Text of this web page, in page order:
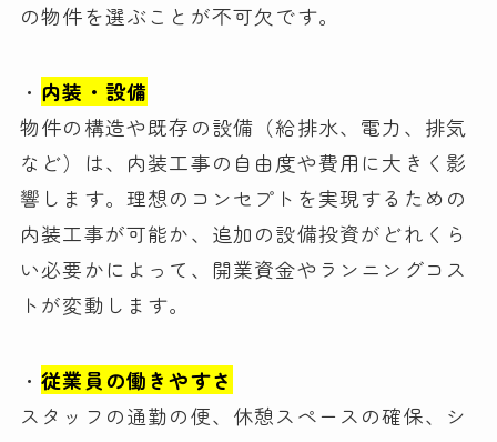
の物件を選ぶことが不可欠です。
・ 内装・設備
物件の構造や既存の設備（給排水、電力、排気
など）は、内装工事の自由度や費用に大きく影
響します。理想のコンセプトを実現するための
内装工事が可能か、追加の設備投資がどれくら
い必要かによって、開業資金やランニングコス
トが変動します。
・従業員の働きやすさ
スタッフの通勤の便、休憩スペースの確保、シ